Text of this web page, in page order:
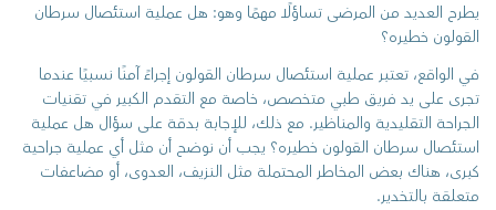
يطرح العديد من المرضى تساؤلًا مهمًا وهو: هل عملية استئصال سرطان
القولون خطيره؟
في الواقع، تعتبر عملية استئصال سرطان القولون إجراءً آمنًا نسبيًا عندما
تجرى على يد فريق طبي متخصص، خاصة مع التقدم الكبير في تقنيات
الجراحة التقليدية والمناظير. مع ذلك، للإجابة بدقة على سؤال هل عملية
استئصال سرطان القولون خطيره؟ يجب أن نوضح أن مثل أي عملية جراحية
كبرى، هناك بعض المخاطر المحتملة مثل النزيف، العدوى، أو مضاعفات
متعلقة بالتخدير.